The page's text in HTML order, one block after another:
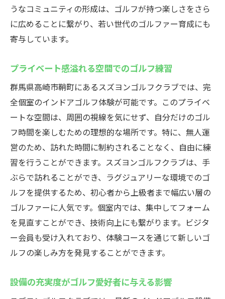
うなコミュニティの形成は、ゴルフが持つ楽しさをさら
に広めることに繋がり、若い世代のゴルファー育成にも
寄与しています。
プライベート感溢れる空間でのゴルフ練習
群馬県高崎市鞘町にあるスズヨンゴルフクラブでは、完
全個室のインドアゴルフ体験が可能です。このプライベ
ートな空間は、周囲の視線を気にせず、自分だけのゴル
フ時間を楽しむための理想的な場所です。特に、無人運
営のため、訪れた時間に制約されることなく、自由に練
習を行うことができます。スズヨンゴルフクラブは、手
ぶらで訪れることができ、ラグジュアリーな環境でのゴ
ルフを提供するため、初心者から上級者まで幅広い層の
ゴルファーに人気です。個室内では、集中してフォーム
を見直すことができ、技術向上にも繋がります。ビジタ
ー会員も受け入れており、体験コースを通じて新しいゴ
ルフの楽しみ方を発見することができます。
設備の充実度がゴルフ愛好者に与える影響